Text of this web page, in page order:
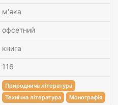
м'яка
офсетний
книга
116
Природнича література
Технічна література
Монографія